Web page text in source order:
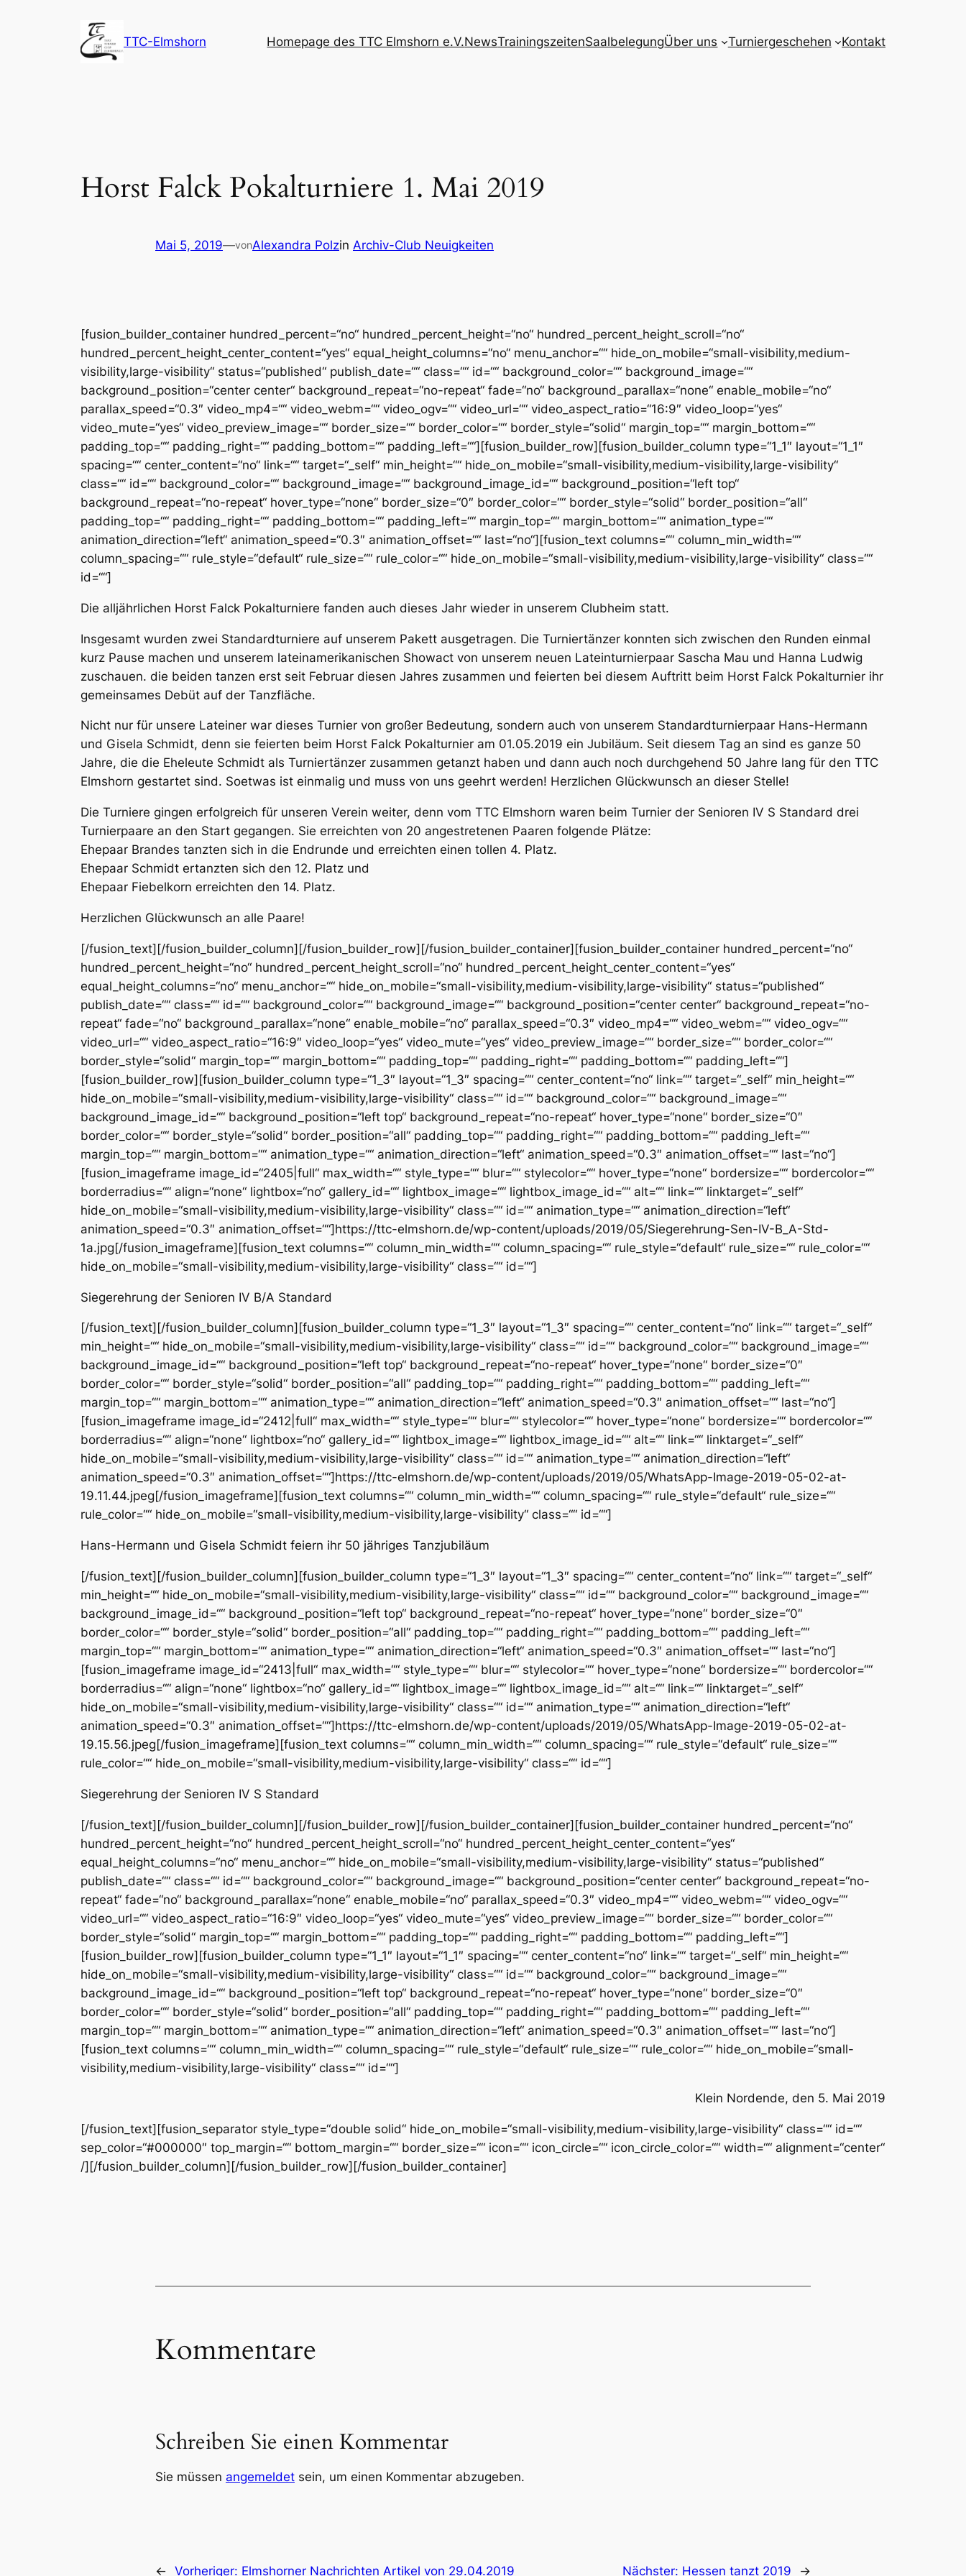
TTC-Elmshorn Homepage des TTC Elmshorn e.V.NewsTrainingszeitenSaalbelegungÜber uns Turniergeschehen Kontakt
Horst Falck Pokalturniere 1. Mai 2019
Mai 5, 2019—vonAlexandra Polzin Archiv-Club Neuigkeiten
[fusion_builder_container hundred_percent=“no“ hundred_percent_height=“no“ hundred_percent_height_scroll=“no“
hundred_percent_height_center_content=“yes“ equal_height_columns=“no“ menu_anchor=““ hide_on_mobile=“small-visibility,medium-
visibility,large-visibility“ status=“published“ publish_date=““ class=““ id=““ background_color=““ background_image=““
background_position=“center center“ background_repeat=“no-repeat“ fade=“no“ background_parallax=“none“ enable_mobile=“no“
parallax_speed=“0.3″ video_mp4=““ video_webm=““ video_ogv=““ video_url=““ video_aspect_ratio=“16:9″ video_loop=“yes“
video_mute=“yes“ video_preview_image=““ border_size=““ border_color=““ border_style=“solid“ margin_top=““ margin_bottom=““
padding_top=““ padding_right=““ padding_bottom=““ padding_left=““][fusion_builder_row][fusion_builder_column type=“1_1″ layout=“1_1″
spacing=““ center_content=“no“ link=““ target=“_self“ min_height=““ hide_on_mobile=“small-visibility,medium-visibility,large-visibility“
class=““ id=““ background_color=““ background_image=““ background_image_id=““ background_position=“left top“
background_repeat=“no-repeat“ hover_type=“none“ border_size=“0″ border_color=““ border_style=“solid“ border_position=“all“
padding_top=““ padding_right=““ padding_bottom=““ padding_left=““ margin_top=““ margin_bottom=““ animation_type=““
animation_direction=“left“ animation_speed=“0.3″ animation_offset=““ last=“no“][fusion_text columns=““ column_min_width=““
column_spacing=““ rule_style=“default“ rule_size=““ rule_color=““ hide_on_mobile=“small-visibility,medium-visibility,large-visibility“ class=““
id=““]
Die alljährlichen Horst Falck Pokalturniere fanden auch dieses Jahr wieder in unserem Clubheim statt.
Insgesamt wurden zwei Standardturniere auf unserem Pakett ausgetragen. Die Turniertänzer konnten sich zwischen den Runden einmal
kurz Pause machen und unserem lateinamerikanischen Showact von unserem neuen Lateinturnierpaar Sascha Mau und Hanna Ludwig
zuschauen. die beiden tanzen erst seit Februar diesen Jahres zusammen und feierten bei diesem Auftritt beim Horst Falck Pokalturnier ihr
gemeinsames Debüt auf der Tanzfläche.
Nicht nur für unsere Lateiner war dieses Turnier von großer Bedeutung, sondern auch von unserem Standardturnierpaar Hans-Hermann
und Gisela Schmidt, denn sie feierten beim Horst Falck Pokalturnier am 01.05.2019 ein Jubiläum. Seit diesem Tag an sind es ganze 50
Jahre, die die Eheleute Schmidt als Turniertänzer zusammen getanzt haben und dann auch noch durchgehend 50 Jahre lang für den TTC
Elmshorn gestartet sind. Soetwas ist einmalig und muss von uns geehrt werden! Herzlichen Glückwunsch an dieser Stelle!
Die Turniere gingen erfolgreich für unseren Verein weiter, denn vom TTC Elmshorn waren beim Turnier der Senioren IV S Standard drei
Turnierpaare an den Start gegangen. Sie erreichten von 20 angestretenen Paaren folgende Plätze:
Ehepaar Brandes tanzten sich in die Endrunde und erreichten einen tollen 4. Platz.
Ehepaar Schmidt ertanzten sich den 12. Platz und
Ehepaar Fiebelkorn erreichten den 14. Platz.
Herzlichen Glückwunsch an alle Paare!
[/fusion_text][/fusion_builder_column][/fusion_builder_row][/fusion_builder_container][fusion_builder_container hundred_percent=“no“
hundred_percent_height=“no“ hundred_percent_height_scroll=“no“ hundred_percent_height_center_content=“yes“
equal_height_columns=“no“ menu_anchor=““ hide_on_mobile=“small-visibility,medium-visibility,large-visibility“ status=“published“
publish_date=““ class=““ id=““ background_color=““ background_image=““ background_position=“center center“ background_repeat=“no-
repeat“ fade=“no“ background_parallax=“none“ enable_mobile=“no“ parallax_speed=“0.3″ video_mp4=““ video_webm=““ video_ogv=““
video_url=““ video_aspect_ratio=“16:9″ video_loop=“yes“ video_mute=“yes“ video_preview_image=““ border_size=““ border_color=““
border_style=“solid“ margin_top=““ margin_bottom=““ padding_top=““ padding_right=““ padding_bottom=““ padding_left=““]
[fusion_builder_row][fusion_builder_column type=“1_3″ layout=“1_3″ spacing=““ center_content=“no“ link=““ target=“_self“ min_height=““
hide_on_mobile=“small-visibility,medium-visibility,large-visibility“ class=““ id=““ background_color=““ background_image=““
background_image_id=““ background_position=“left top“ background_repeat=“no-repeat“ hover_type=“none“ border_size=“0″
border_color=““ border_style=“solid“ border_position=“all“ padding_top=““ padding_right=““ padding_bottom=““ padding_left=““
margin_top=““ margin_bottom=““ animation_type=““ animation_direction=“left“ animation_speed=“0.3″ animation_offset=““ last=“no“]
[fusion_imageframe image_id=“2405|full“ max_width=““ style_type=““ blur=““ stylecolor=““ hover_type=“none“ bordersize=““ bordercolor=““
borderradius=““ align=“none“ lightbox=“no“ gallery_id=““ lightbox_image=““ lightbox_image_id=““ alt=““ link=““ linktarget=“_self“
hide_on_mobile=“small-visibility,medium-visibility,large-visibility“ class=““ id=““ animation_type=““ animation_direction=“left“
animation_speed=“0.3″ animation_offset=““]https://ttc-elmshorn.de/wp-content/uploads/2019/05/Siegerehrung-Sen-IV-B_A-Std-
1a.jpg[/fusion_imageframe][fusion_text columns=““ column_min_width=““ column_spacing=““ rule_style=“default“ rule_size=““ rule_color=““
hide_on_mobile=“small-visibility,medium-visibility,large-visibility“ class=““ id=““]
Siegerehrung der Senioren IV B/A Standard
[/fusion_text][/fusion_builder_column][fusion_builder_column type=“1_3″ layout=“1_3″ spacing=““ center_content=“no“ link=““ target=“_self“
min_height=““ hide_on_mobile=“small-visibility,medium-visibility,large-visibility“ class=““ id=““ background_color=““ background_image=““
background_image_id=““ background_position=“left top“ background_repeat=“no-repeat“ hover_type=“none“ border_size=“0″
border_color=““ border_style=“solid“ border_position=“all“ padding_top=““ padding_right=““ padding_bottom=““ padding_left=““
margin_top=““ margin_bottom=““ animation_type=““ animation_direction=“left“ animation_speed=“0.3″ animation_offset=““ last=“no“]
[fusion_imageframe image_id=“2412|full“ max_width=““ style_type=““ blur=““ stylecolor=““ hover_type=“none“ bordersize=““ bordercolor=““
borderradius=““ align=“none“ lightbox=“no“ gallery_id=““ lightbox_image=““ lightbox_image_id=““ alt=““ link=““ linktarget=“_self“
hide_on_mobile=“small-visibility,medium-visibility,large-visibility“ class=““ id=““ animation_type=““ animation_direction=“left“
animation_speed=“0.3″ animation_offset=““]https://ttc-elmshorn.de/wp-content/uploads/2019/05/WhatsApp-Image-2019-05-02-at-
19.11.44.jpeg[/fusion_imageframe][fusion_text columns=““ column_min_width=““ column_spacing=““ rule_style=“default“ rule_size=““
rule_color=““ hide_on_mobile=“small-visibility,medium-visibility,large-visibility“ class=““ id=““]
Hans-Hermann und Gisela Schmidt feiern ihr 50 jähriges Tanzjubiläum
[/fusion_text][/fusion_builder_column][fusion_builder_column type=“1_3″ layout=“1_3″ spacing=““ center_content=“no“ link=““ target=“_self“
min_height=““ hide_on_mobile=“small-visibility,medium-visibility,large-visibility“ class=““ id=““ background_color=““ background_image=““
background_image_id=““ background_position=“left top“ background_repeat=“no-repeat“ hover_type=“none“ border_size=“0″
border_color=““ border_style=“solid“ border_position=“all“ padding_top=““ padding_right=““ padding_bottom=““ padding_left=““
margin_top=““ margin_bottom=““ animation_type=““ animation_direction=“left“ animation_speed=“0.3″ animation_offset=““ last=“no“]
[fusion_imageframe image_id=“2413|full“ max_width=““ style_type=““ blur=““ stylecolor=““ hover_type=“none“ bordersize=““ bordercolor=““
borderradius=““ align=“none“ lightbox=“no“ gallery_id=““ lightbox_image=““ lightbox_image_id=““ alt=““ link=““ linktarget=“_self“
hide_on_mobile=“small-visibility,medium-visibility,large-visibility“ class=““ id=““ animation_type=““ animation_direction=“left“
animation_speed=“0.3″ animation_offset=““]https://ttc-elmshorn.de/wp-content/uploads/2019/05/WhatsApp-Image-2019-05-02-at-
19.15.56.jpeg[/fusion_imageframe][fusion_text columns=““ column_min_width=““ column_spacing=““ rule_style=“default“ rule_size=““
rule_color=““ hide_on_mobile=“small-visibility,medium-visibility,large-visibility“ class=““ id=““]
Siegerehrung der Senioren IV S Standard
[/fusion_text][/fusion_builder_column][/fusion_builder_row][/fusion_builder_container][fusion_builder_container hundred_percent=“no“
hundred_percent_height=“no“ hundred_percent_height_scroll=“no“ hundred_percent_height_center_content=“yes“
equal_height_columns=“no“ menu_anchor=““ hide_on_mobile=“small-visibility,medium-visibility,large-visibility“ status=“published“
publish_date=““ class=““ id=““ background_color=““ background_image=““ background_position=“center center“ background_repeat=“no-
repeat“ fade=“no“ background_parallax=“none“ enable_mobile=“no“ parallax_speed=“0.3″ video_mp4=““ video_webm=““ video_ogv=““
video_url=““ video_aspect_ratio=“16:9″ video_loop=“yes“ video_mute=“yes“ video_preview_image=““ border_size=““ border_color=““
border_style=“solid“ margin_top=““ margin_bottom=““ padding_top=““ padding_right=““ padding_bottom=““ padding_left=““]
[fusion_builder_row][fusion_builder_column type=“1_1″ layout=“1_1″ spacing=““ center_content=“no“ link=““ target=“_self“ min_height=““
hide_on_mobile=“small-visibility,medium-visibility,large-visibility“ class=““ id=““ background_color=““ background_image=““
background_image_id=““ background_position=“left top“ background_repeat=“no-repeat“ hover_type=“none“ border_size=“0″
border_color=““ border_style=“solid“ border_position=“all“ padding_top=““ padding_right=““ padding_bottom=““ padding_left=““
margin_top=““ margin_bottom=““ animation_type=““ animation_direction=“left“ animation_speed=“0.3″ animation_offset=““ last=“no“]
[fusion_text columns=““ column_min_width=““ column_spacing=““ rule_style=“default“ rule_size=““ rule_color=““ hide_on_mobile=“small-
visibility,medium-visibility,large-visibility“ class=““ id=““]
Klein Nordende, den 5. Mai 2019
[/fusion_text][fusion_separator style_type=“double solid“ hide_on_mobile=“small-visibility,medium-visibility,large-visibility“ class=““ id=““
sep_color=“#000000″ top_margin=““ bottom_margin=““ border_size=““ icon=““ icon_circle=““ icon_circle_color=““ width=““ alignment=“center“
/][/fusion_builder_column][/fusion_builder_row][/fusion_builder_container]
Kommentare
Schreiben Sie einen Kommentar
Sie müssen angemeldet sein, um einen Kommentar abzugeben.
← Vorheriger: Elmshorner Nachrichten Artikel von 29.04.2019 Nächster: Hessen tanzt 2019 →